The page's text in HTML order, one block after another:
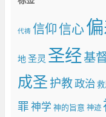
代祷 信仰信心
地 圣灵 圣经基
成圣护教政治
罪神学 神的旨意 神迹